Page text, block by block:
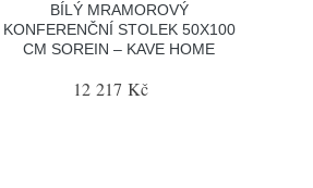
BÍLÝ MRAMOROVÝ
KONFERENČNÍ STOLEK 50X100
CM SOREIN – KAVE HOME
12 217 Kč